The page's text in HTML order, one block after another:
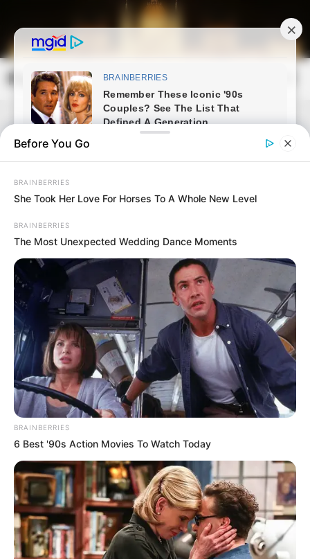
content
Magyarország Kincsei
Before You Go
BRAINBERRIES
She Took Her Love For Horses To A Whole New Level
BRAINBERRIES
The Most Unexpected Wedding Dance Moments
BRAINBERRIES
6 Best '90s Action Movies To Watch Today